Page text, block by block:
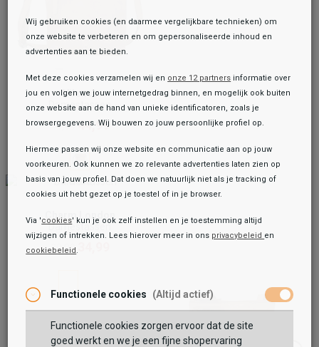
Vilenca
Damestassen
49,9944,99
Charm London
Damestassen
39,99
Wij gebruiken cookies (en daarmee vergelijkbare technieken) om
onze website te verbeteren en om gepersonaliseerde inhoud en
advertenties aan te bieden.
Met deze cookies verzamelen wij en onze 12 partners informatie over
jou en volgen we jouw internetgedrag binnen, en mogelijk ook buiten
onze website aan de hand van unieke identificatoren, zoals je
browsergegevens. Wij bouwen zo jouw persoonlijke profiel op.
Hiermee passen wij onze website en communicatie aan op jouw
voorkeuren. Ook kunnen we zo relevante advertenties laten zien op
basis van jouw profiel. Dat doen we natuurlijk niet als je tracking of
cookies uit hebt gezet op je toestel of in je browser.
Via 'cookies' kun je ook zelf instellen en je toestemming altijd
wijzigen of intrekken. Lees hierover meer in ons privacybeleid en
cookiebeleid.
Functionele cookies (Altijd actief)
Functionele cookies zorgen ervoor dat de site
goed werkt en we je een fijne shopervaring